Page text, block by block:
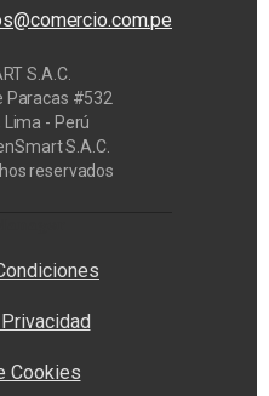
S.A.C.
Paracas #532
Lima - Perú
S.A.C.
reservados
Cookies